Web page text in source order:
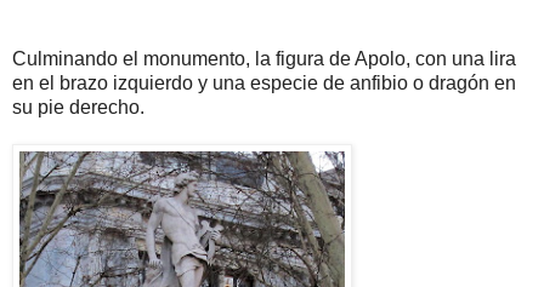
Culminando el monumento, la figura de Apolo, con una lira
en el brazo izquierdo y una especie de anfibio o dragón en
su pie derecho.